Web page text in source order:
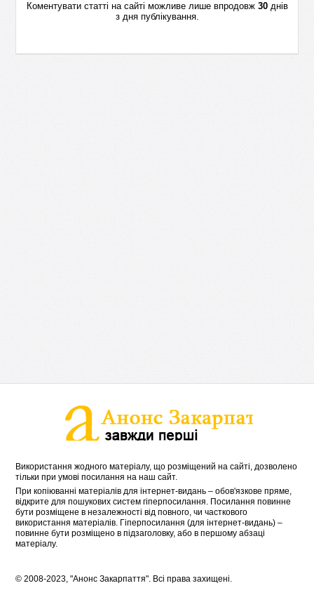
Коментувати статті на сайті можливе лише впродовж 30днів
з дня публікування.
Використання жодного матеріалу, що розміщений на сайті, дозволено
тільки при умові посилання на наш сайт.
При копіюванні матеріалів для інтернет-видань – обов'язкове пряме,
відкрите для пошукових систем гіперпосилання. Посилання повинне
бути розміщене в незалежності від повного, чи часткового
використання матеріалів. Гіперпосилання (для інтернет-видань) –
повинне бути розміщено в підзаголовку, або в першому абзаці
матеріалу.
© 2008-2023, "Анонс Закарпаття". Всі права захищені.